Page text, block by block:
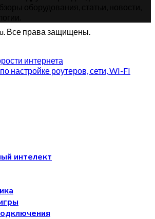
Все права защищены.
интернета
настройке роутеров, сети, WI-FI
интелект